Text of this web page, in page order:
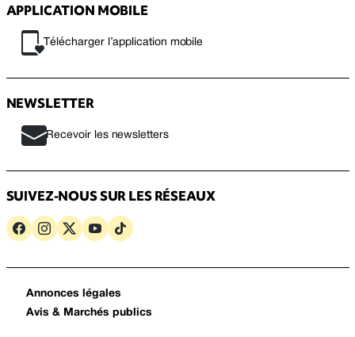
APPLICATION MOBILE
Télécharger l’application mobile
NEWSLETTER
Recevoir les newsletters
SUIVEZ-NOUS SUR LES RÉSEAUX
Annonces légales
Avis & Marchés publics